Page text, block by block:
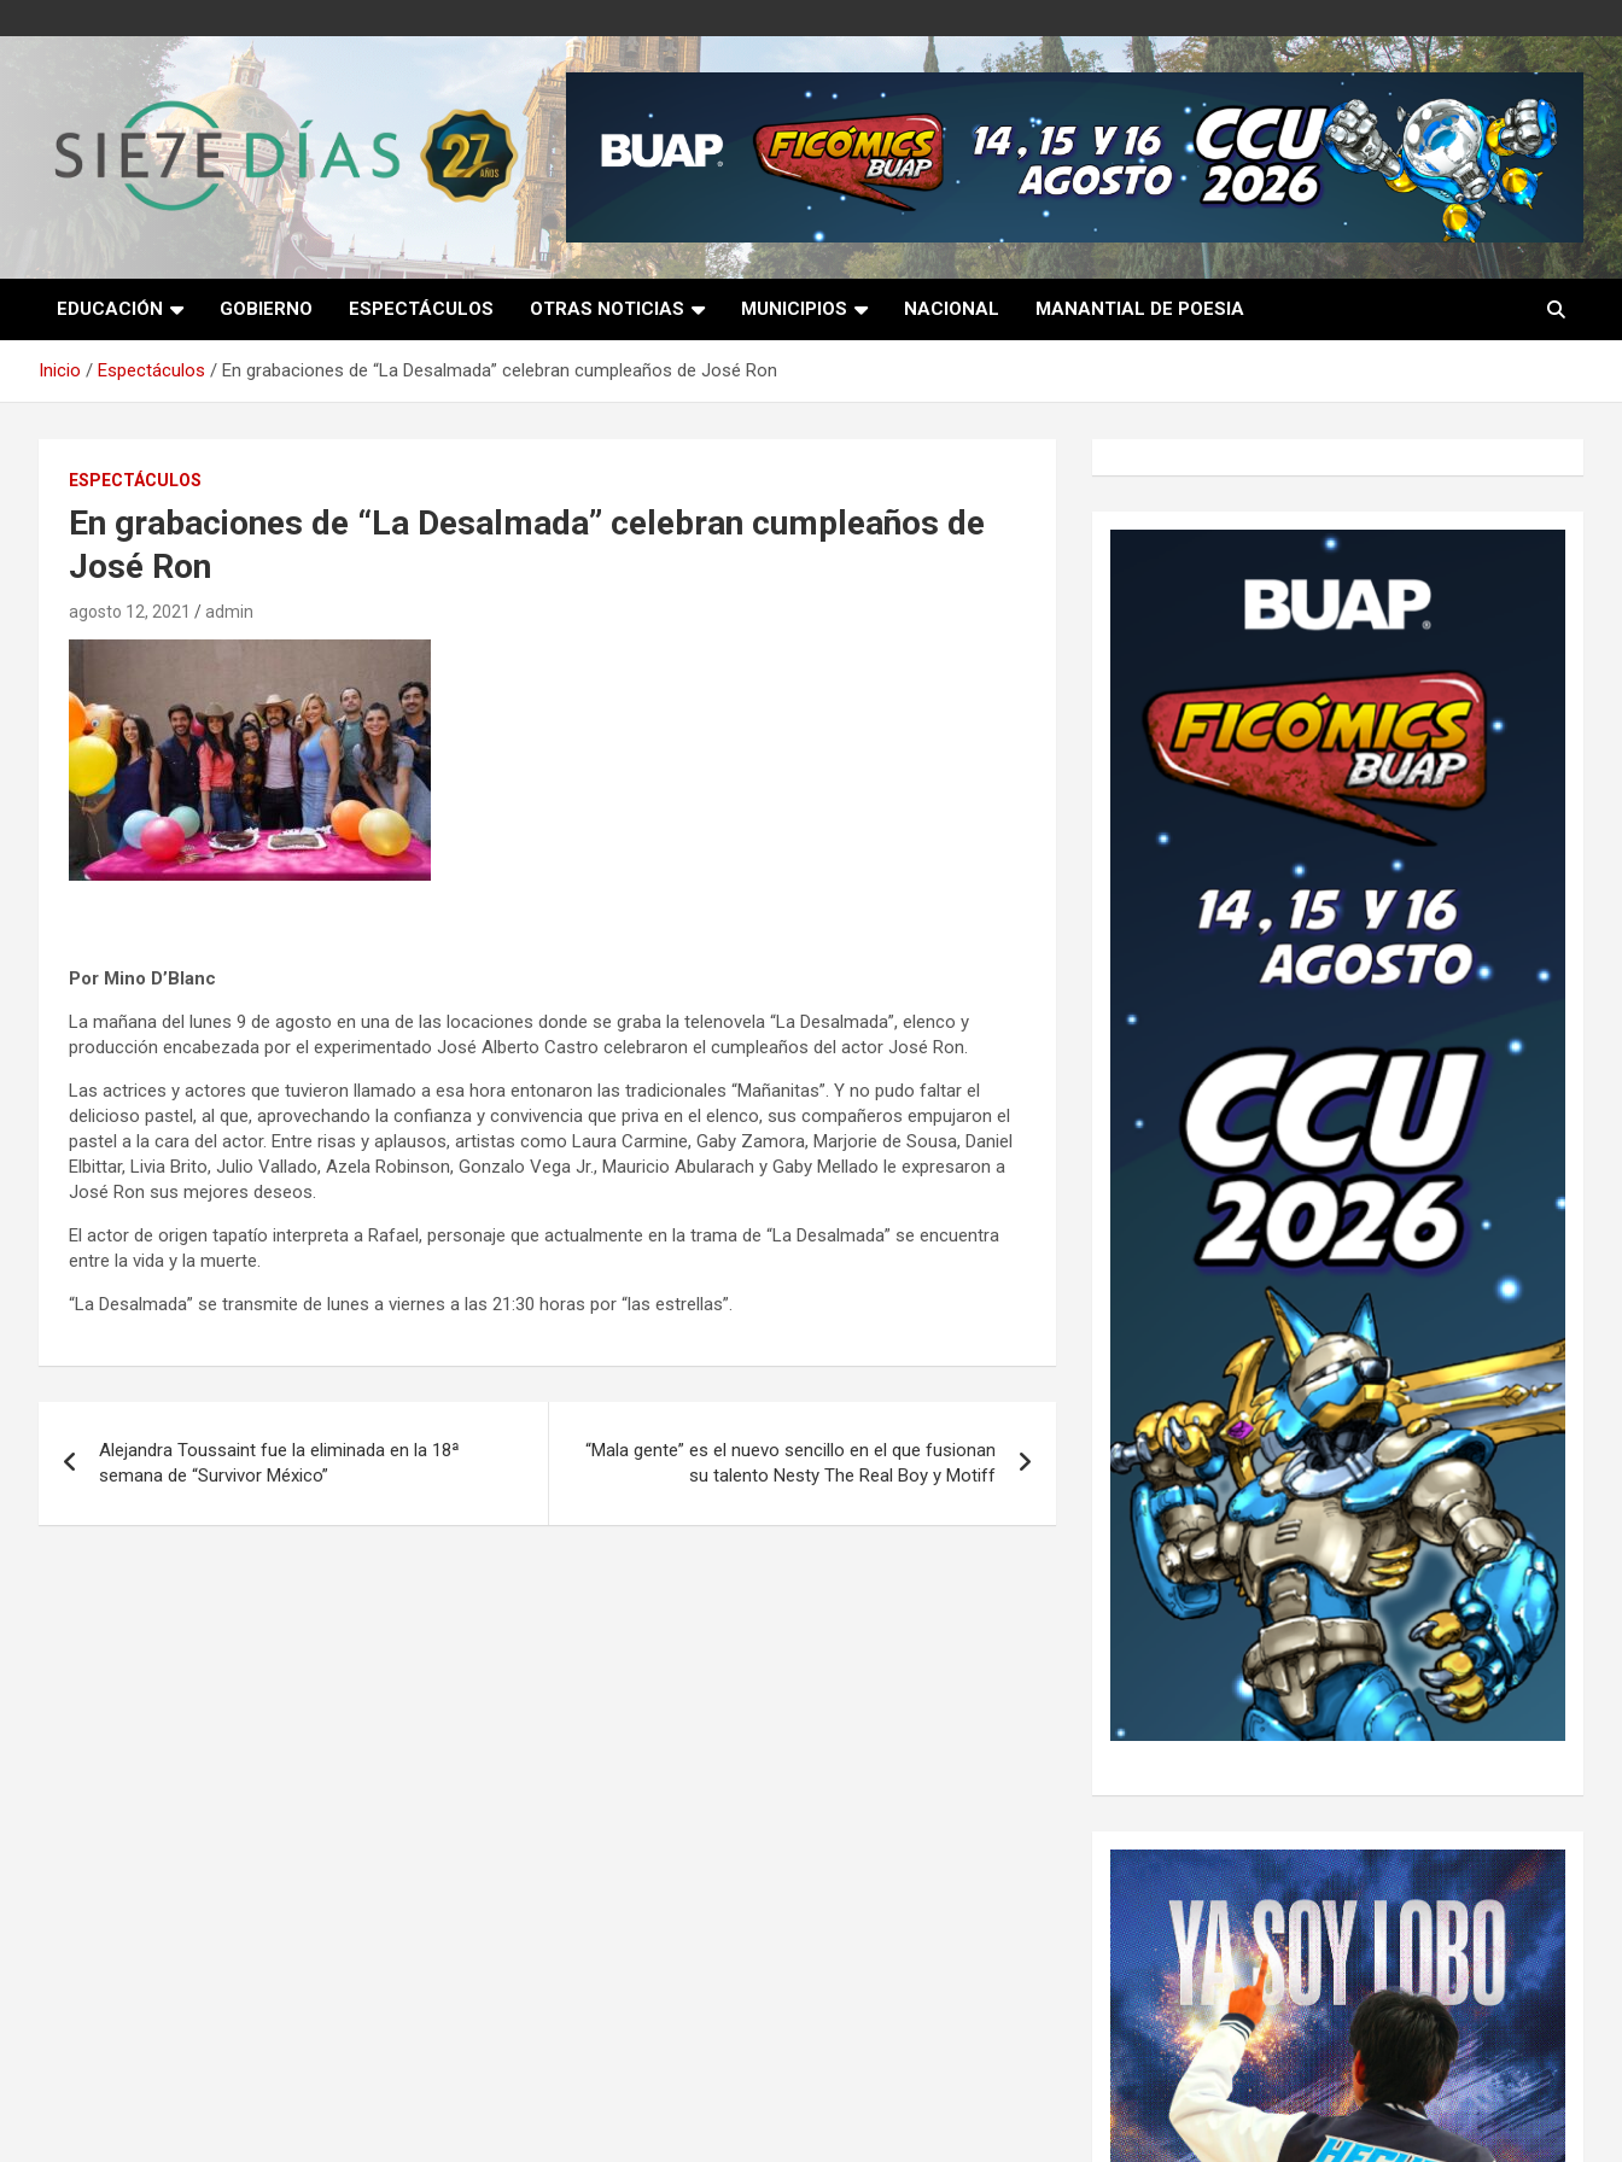
al
Semanario 7 Días
EDUCACIÓN GOBIERNO ESPECTÁCULOS OTRAS NOTICIAS MUNICIPIOS NACIONAL MANANTIAL DE POESIA
Inicio Espectáculos En grabaciones de “La Desalmada” celebran cumpleaños de José Ron
ESPECTÁCULOS
En grabaciones de “La Desalmada” celebran cumpleaños de
José Ron
agosto 12, 2021 admin
Por Mino D’Blanc
La mañana del lunes 9 de agosto en una de las locaciones donde se graba la telenovela “La Desalmada”, elenco y
producción encabezada por el experimentado José Alberto Castro celebraron el cumpleaños del actor José Ron.
Las actrices y actores que tuvieron llamado a esa hora entonaron las tradicionales “Mañanitas”. Y no pudo faltar el
delicioso pastel, al que, aprovechando la confianza y convivencia que priva en el elenco, sus compañeros empujaron el
pastel a la cara del actor. Entre risas y aplausos, artistas como Laura Carmine, Gaby Zamora, Marjorie de Sousa, Daniel
Elbittar, Livia Brito, Julio Vallado, Azela Robinson, Gonzalo Vega Jr., Mauricio Abularach y Gaby Mellado le expresaron a
José Ron sus mejores deseos.
El actor de origen tapatío interpreta a Rafael, personaje que actualmente en la trama de “La Desalmada” se encuentra
entre la vida y la muerte.
“La Desalmada” se transmite de lunes a viernes a las 21:30 horas por “las estrellas”.
de
entradas
Alejandra Toussaint fue la eliminada en la 18ª
semana de “Survivor México”
“Mala gente” es el nuevo sencillo en el que fusionan
su talento Nesty The Real Boy y Motiff